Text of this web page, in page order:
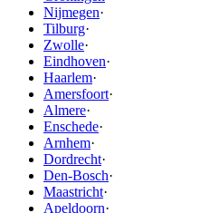
Nijmegen·
Tilburg·
Zwolle·
Eindhoven·
Haarlem·
Amersfoort·
Almere·
Enschede·
Arnhem·
Dordrecht·
Den-Bosch·
Maastricht·
Apeldoorn·